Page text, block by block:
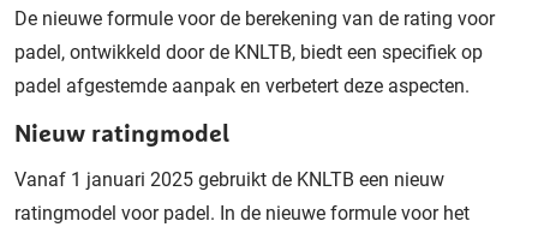
De nieuwe formule voor de berekening van de rating voor
padel, ontwikkeld door de KNLTB, biedt een specifiek op
padel afgestemde aanpak en verbetert deze aspecten.
Nieuw ratingmodel
Vanaf 1 januari 2025 gebruikt de KNLTB een nieuw
ratingmodel voor padel. In de nieuwe formule voor het